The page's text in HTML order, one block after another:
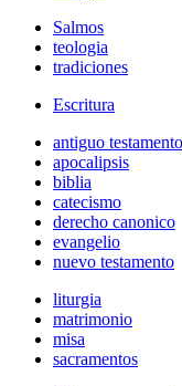
Salmos
teologia
tradiciones
Escritura
antiguo testamento
apocalipsis
biblia
catecismo
derecho canonico
evangelio
nuevo testamento
liturgia
matrimonio
misa
sacramentos